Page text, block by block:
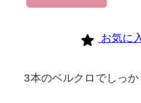
個
お気に
3本のベルクロでしっ